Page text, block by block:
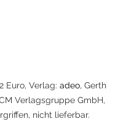
Euro, Verlag: adeo, Gerth
Verlagsgruppe GmbH,
nicht lieferbar.